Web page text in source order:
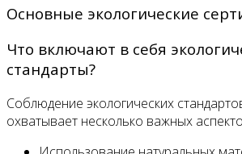
Основные экологические
Что включают в себя
стандарты?
Соблюдение экологических
охватывает несколько важных